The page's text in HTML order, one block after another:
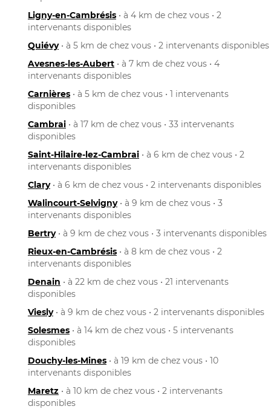
Ligny-en-Cambrésis • à 4 km de chez vous • 2
intervenants disponibles
Quiévy• à 5 km de chez vous • 2 intervenants disponibles
Avesnes-les-Aubert • à 7 km de chez vous • 4
intervenants disponibles
Carnières • à 5 km de chez vous • 1 intervenants
disponibles
Cambrai • à 17 km de chez vous • 33 intervenants
disponibles
Saint-Hilaire-lez-Cambrai • à 6 km de chez vous • 2
intervenants disponibles
Clary• à 6 km de chez vous • 2 intervenants disponibles
Walincourt-Selvigny• à 9 km de chez vous • 3
intervenants disponibles
Bertry• à 9 km de chez vous • 3 intervenants disponibles
Rieux-en-Cambrésis • à 8 km de chez vous • 2
intervenants disponibles
Denain • à 22 km de chez vous • 21 intervenants
disponibles
Viesly• à 9 km de chez vous • 2 intervenants disponibles
Solesmes • à 14 km de chez vous • 5 intervenants
disponibles
Douchy-les-Mines • à 19 km de chez vous • 10
intervenants disponibles
Maretz • à 10 km de chez vous • 2 intervenants
disponibles